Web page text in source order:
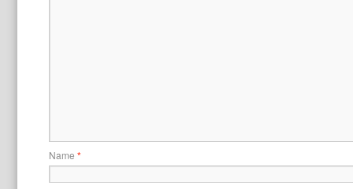
Name *